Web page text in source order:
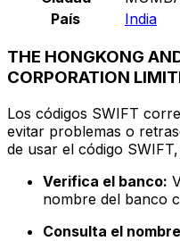
País
India
THE HONGKONG
CORPORATION
Los códigos SWIFT
evitar problemas o
de usar el código
Verifica el banco:
nombre del banco
Consulta el